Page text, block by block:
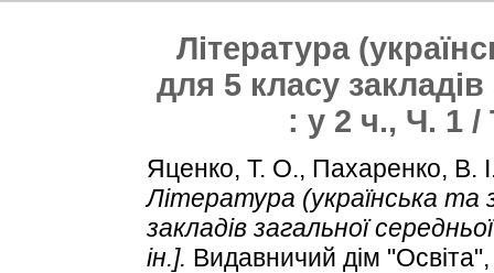
Література
для 5 класу закладів
: у 2 ч., Ч. 1 /
Яценко, Т. О., Пахаренко, В.
Література (українська та
закладів загальної
ін.]. Видавничий дім "Освіта",